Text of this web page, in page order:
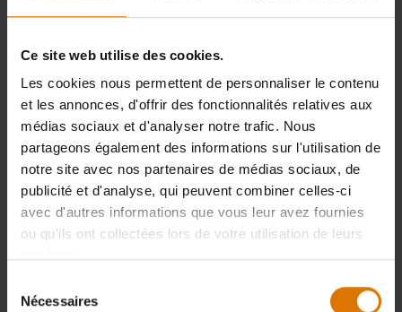
Ce site web utilise des cookies.
Les cookies nous permettent de personnaliser le contenu
et les annonces, d'offrir des fonctionnalités relatives aux
médias sociaux et d'analyser notre trafic. Nous
partageons également des informations sur l'utilisation de
notre site avec nos partenaires de médias sociaux, de
publicité et d'analyse, qui peuvent combiner celles-ci
avec d'autres informations que vous leur avez fournies
ou qu'ils ont collectées lors de votre utilisation de leurs
Nécessaires
ada-embed-
cache
static.ada.sup Nécessaire pour la
de dialogue du site Web.
Persistant
lidc LinkedIn
Enregistre quel groupe de
serveurs sert le visiteur.
Ceci est utilisé dans le
contexte de l'équilibrage
de charge afin d'optimiser
l'expérience utilisateur.
1 jour
weber.com
Le cookie détermine la
1 année